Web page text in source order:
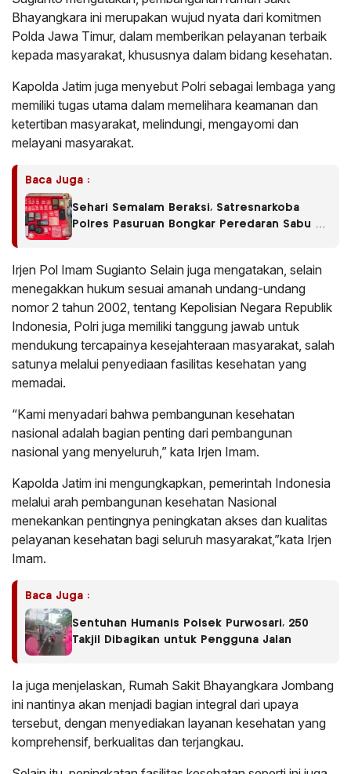
Bhayangkara ini merupakan wujud nyata dari komitmen
Polda Jawa Timur, dalam memberikan pelayanan terbaik
kepada masyarakat, khususnya dalam bidang kesehatan.
Kapolda Jatim juga menyebut Polri sebagai lembaga yang
memiliki tugas utama dalam memelihara keamanan dan
ketertiban masyarakat, melindungi, mengayomi dan
melayani masyarakat.
Baca Juga :
Sehari Semalam Beraksi, Satresnarkoba
Polres Pasuruan Bongkar Peredaran Sabu di
Irjen Pol Imam Sugianto Selain juga mengatakan, selain
menegakkan hukum sesuai amanah undang-undang
nomor 2 tahun 2002, tentang Kepolisian Negara Republik
Indonesia, Polri juga memiliki tanggung jawab untuk
mendukung tercapainya kesejahteraan masyarakat, salah
satunya melalui penyediaan fasilitas kesehatan yang
memadai.
“Kami menyadari bahwa pembangunan kesehatan
nasional adalah bagian penting dari pembangunan
nasional yang menyeluruh,” kata Irjen Imam.
Kapolda Jatim ini mengungkapkan, pemerintah Indonesia
melalui arah pembangunan kesehatan Nasional
menekankan pentingnya peningkatan akses dan kualitas
pelayanan kesehatan bagi seluruh masyarakat,”kata Irjen
Imam.
Baca Juga :
Sentuhan Humanis Polsek Purwosari, 250
Takjil Dibagikan untuk Pengguna Jalan
Ia juga menjelaskan, Rumah Sakit Bhayangkara Jombang
ini nantinya akan menjadi bagian integral dari upaya
tersebut, dengan menyediakan layanan kesehatan yang
komprehensif, berkualitas dan terjangkau.